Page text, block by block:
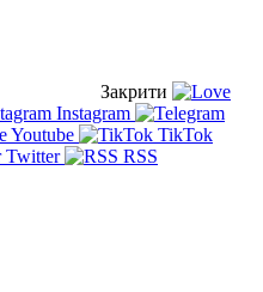
Закрити
Instagram
Youtube
TikTok
Twitter RSS